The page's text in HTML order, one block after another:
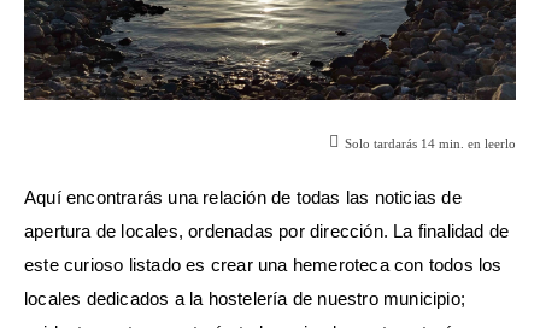
Solo tardarás 14 min. en leerlo
Aquí encontrarás una relación de todas las noticias de
apertura de locales, ordenadas por dirección. La finalidad de
este curioso listado es crear una hemeroteca con todos los
locales dedicados a la hostelería de nuestro municipio;